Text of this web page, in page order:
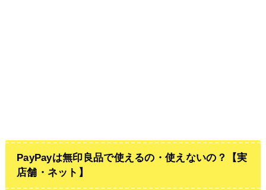
PayPayは無印良品で使えるの・使えないの？【実
店舗・ネット】